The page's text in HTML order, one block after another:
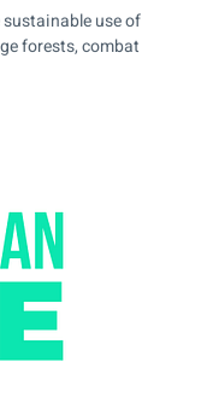
use of
forests, combat